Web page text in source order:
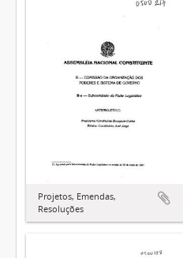
Projetos, Emendas,
Resoluções